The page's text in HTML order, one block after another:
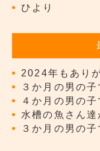
ひより
2024年もあり
３か月の男の子
４か月の男の子
水槽の魚さん達
３か月の男の子